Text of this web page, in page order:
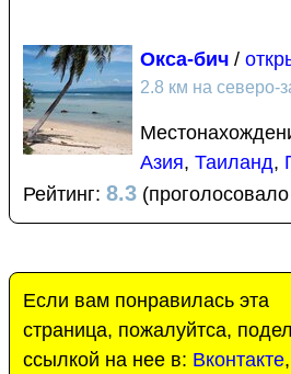
Окса-бич /
2.8 км на северо-
Азия, Таиланд,
Рейтинг: 8.3
Если вам понравилась эта
страница, пожалуйтса,
ссылкой на нее в: Вконтакте,